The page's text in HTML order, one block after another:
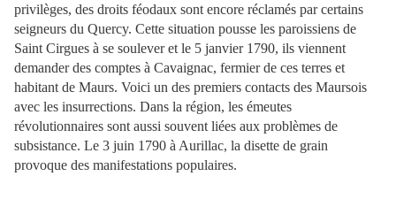
privilèges, des droits féodaux sont encore réclamés par certains
seigneurs du Quercy. Cette situation pousse les paroissiens de
Saint Cirgues à se soulever et le 5 janvier 1790, ils viennent
demander des comptes à Cavaignac, fermier de ces terres et
habitant de Maurs. Voici un des premiers contacts des Maursois
avec les insurrections. Dans la région, les émeutes
révolutionnaires sont aussi souvent liées aux problèmes de
subsistance. Le 3 juin 1790 à Aurillac, la disette de grain
provoque des manifestations populaires.